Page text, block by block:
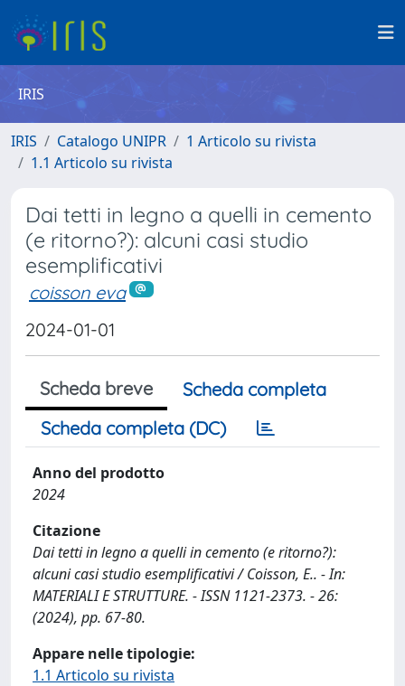
IRIS
IRIS Catalogo UNIPR
1 Articolo su rivista
1.1 Articolo su rivista
Dai tetti in legno a quelli in cemento
(e ritorno?): alcuni casi studio
esemplificativi
coisson eva
2024-01-01
Scheda breve
Scheda completa
Scheda completa (DC)
Anno del prodotto
2024
Citazione
Dai tetti in legno a quelli in cemento (e ritorno?):
alcuni casi studio esemplificativi / Coisson, E.. - In:
MATERIALI E STRUTTURE. - ISSN 1121-2373. - 26:
(2024), pp. 67-80.
Appare nelle tipologie:
1.1 Articolo su rivista